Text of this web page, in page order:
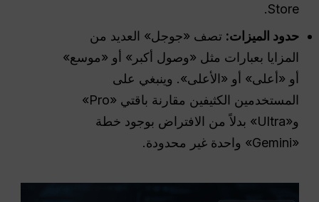
Store.
حدود الميزات: تصف «جوجل» العديد من
المزايا بعبارات مثل «وصول أكبر» أو «موسع»
أو «أعلى» أو «الأعلى». وينبغي على
المستخدمين الكثيفين مقارنة باقتي «Pro»
و«Ultra» بدلاً من الافتراض بوجود خطة
«Gemini» واحدة غير محدودة.